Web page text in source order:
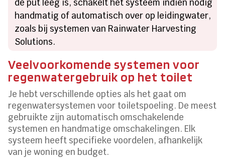
de put leeg is, schakelt het systeem indien nodig
handmatig of automatisch over op leidingwater,
zoals bij systemen van Rainwater Harvesting
Solutions.
Veelvoorkomende systemen voor
regenwatergebruik op het toilet
Je hebt verschillende opties als het gaat om
regenwatersystemen voor toiletspoeling. De meest
gebruikte zijn automatisch omschakelende
systemen en handmatige omschakelingen. Elk
systeem heeft specifieke voordelen, afhankelijk
van je woning en budget.